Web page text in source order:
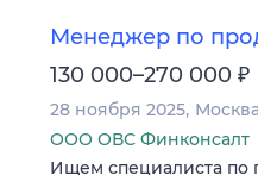
Менеджер по
130 000–270 000 ₽
28 ноября 2025 Москва
ООО ОВС Финконсалт
Ищем специалиста по